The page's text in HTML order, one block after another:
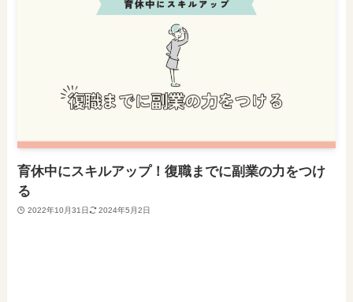
育休中にスキルアップ！復職までに副業の力をつけ
る
2022年10月31日 2024年5月2日